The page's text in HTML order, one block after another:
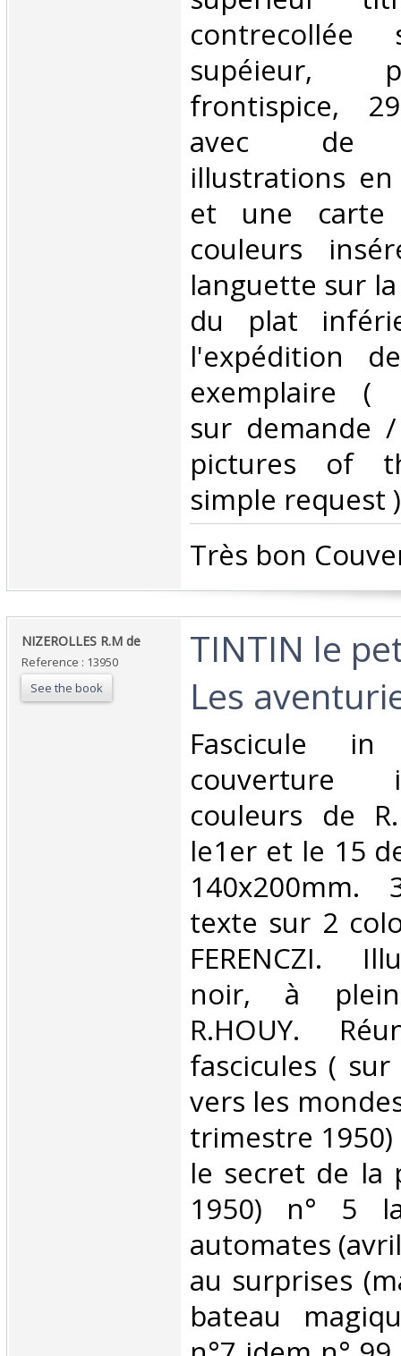
supéieur,
frontispice,
avec de
illustrations
et une carte
couleurs
languette sur
du plat
l'expédition
exemplaire (
sur demande
pictures of
simple request
‎Très bon
‎NIZEROLLES R.M de‎
Reference : 13950
See the book
‎TINTIN le
Les
‎Fascicule
couverture
couleurs de
le1er et le 15
texte sur 2
FERENCZI.
noir, à
R.HOUY.
fascicules (
vers les
trimestre 1950)
le secret de la
1950) n° 5
automates
au surprises
bateau